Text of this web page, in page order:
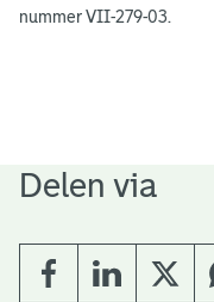
nummer VII-279-03.
Delen via